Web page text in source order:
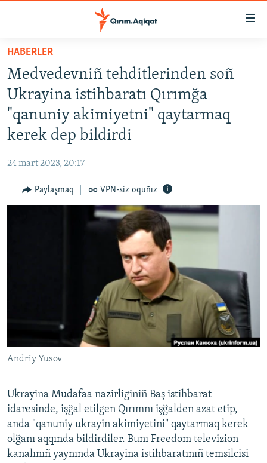
Esas
qaytmaq
Baş
navigatsiyağa
qaytmaq
Qıdıruvğa
HABERLER
SİYASET
İQTİSADİYAT
CEMİYET
İNSAN AQLARI
VİDEO
RFE/RS bütün saytları
HABERLER
Medvedevniñ tehditlerinden soñ
Ukrayina istihbaratı Qırımğa
"qanuniy akimiyetni" qaytarmaq
kerek dep bildirdi
24 mart 2023, 20:17
Paylaşmaq VPN-siz oquñız
Andriy Yusov
Ukrayina Mudafaa nazirliginiñ Baş istihbarat
idaresinde, işğal etilgen Qırımnı işğalden azat etip,
anda "qanuniy ukrayin akimiyetini" qaytarmaq kerek
olğanı aqqında bildirdiler. Bunı Freedom televizion
kanalınıñ yaynında Ukrayina istihbaratınıñ temsilcisi